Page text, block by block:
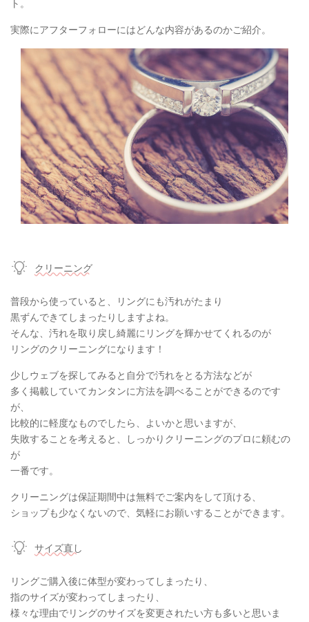
ト。
実際にアフターフォローにはどんな内容があるのかご紹介。
クリーニング
普段から使っていると、リングにも汚れがたまり
黒ずんできてしまったりしますよね。
そんな、汚れを取り戻し綺麗にリングを輝かせてくれるのが
リングのクリーニングになります！
少しウェブを探してみると自分で汚れをとる方法などが
多く掲載していてカンタンに方法を調べることができるのです
が、
比較的に軽度なものでしたら、よいかと思いますが、
失敗することを考えると、しっかりクリーニングのプロに頼むの
が
一番です。
クリーニングは保証期間中は無料でご案内をして頂ける、
ショップも少なくないので、気軽にお願いすることができます。
サイズ直し
リングご購入後に体型が変わってしまったり、
指のサイズが変わってしまったり、
様々な理由でリングのサイズを変更されたい方も多いと思いま